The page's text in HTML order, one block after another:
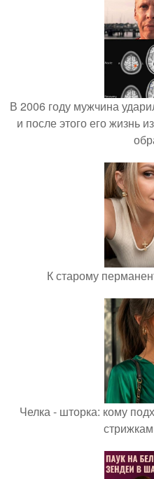
В 2006 году мужчина
и после этого его жизнь
К старому
Челка - шторка: кому